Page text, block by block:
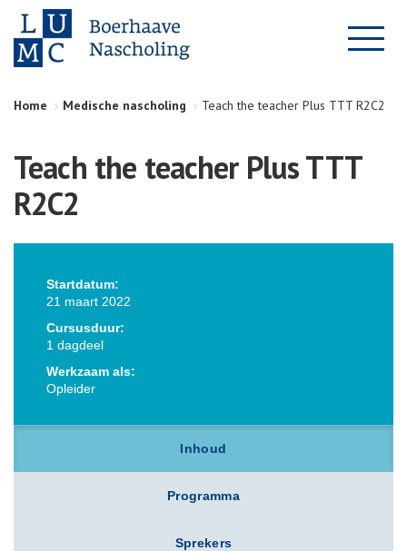
Home Medische nascholing Teach the teacher Plus TTT R2C2
Teach the teacher Plus TTT
R2C2
Startdatum:
21 maart 2022
Cursusduur:
1 dagdeel
Werkzaam als:
Opleider
Inhoud
Programma
Sprekers